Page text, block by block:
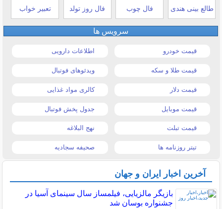
طالع بینی هندی فال چوب فال روز تولد تعبیر خواب
سرویس ها
قیمت خودرو اطلاعات دارویی
قیمت طلا و سکه ویدئوهای فوتبال
قیمت دلار کالری مواد غذایی
قیمت موبایل جدول پخش فوتبال
قیمت تبلت نهج البلاغه
تیتر روزنامه ها صحیفه سجادیه
آخرین اخبار ایران و جهان
بازیگر مالزیایی، فیلمساز سال سینمای آسیا در
جشنواره بوسان شد